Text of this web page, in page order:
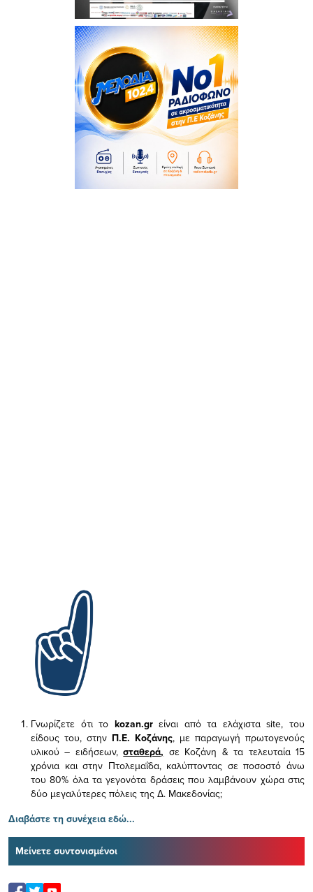
Γνωρίζετε ότι το kozan.gr είναι από τα ελάχισταsite, του
είδους του, στην Π.Ε. Κοζάνης, με παραγωγή πρωτογενούς
υλικού – ειδήσεων,σταθερά, σε Κοζάνη & τα τελευταία 15
χρόνια και στην Πτολεμαΐδα, καλύπτοντας σε ποσοστό άνω
του 80% όλα τα γεγονότα δράσεις που λαμβάνουν χώρα στις
δύο μεγαλύτερες πόλεις της Δ. Μακεδονίας;
Διαβάστε τη συνέχεια εδώ...
Μείνετε συντονισμένοι